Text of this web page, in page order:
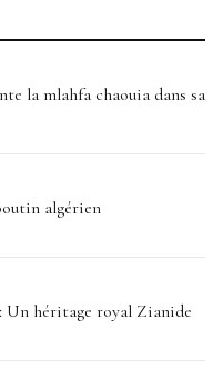
la mlahfa chaouia dans sa
algérien
Un héritage royal Zianide